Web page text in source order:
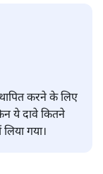
करने के लिए
ये दावे कितने
गया।